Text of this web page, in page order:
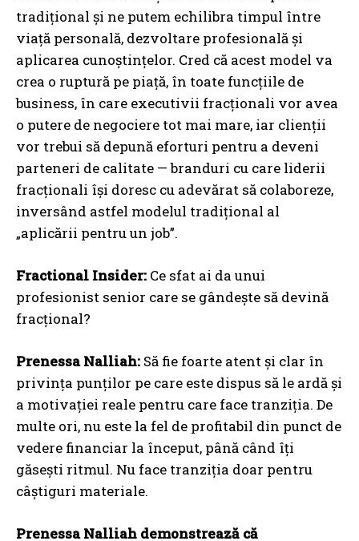
tradițional și ne putem echilibra timpul între
viață personală, dezvoltare profesională și
aplicarea cunoștințelor. Cred că acest model va
crea o ruptură pe piață, în toate funcțiile de
business, în care executivii fracționali vor avea
o putere de negociere tot mai mare, iar clienții
vor trebui să depună eforturi pentru a deveni
parteneri de calitate — branduri cu care liderii
fracționali își doresc cu adevărat să colaboreze,
inversând astfel modelul tradițional al
„aplicării pentru un job”.
Fractional Insider: Ce sfat ai da unui
profesionist senior care se gândește să devină
fracțional?
Prenessa Nalliah: Să fie foarte atent și clar în
privința punților pe care este dispus să le ardă și
a motivației reale pentru care face tranziția. De
multe ori, nu este la fel de profitabil din punct de
vedere financiar la început, până când îți
găsești ritmul. Nu face tranziția doar pentru
câștiguri materiale.
Prenessa Nalliah demonstrează că